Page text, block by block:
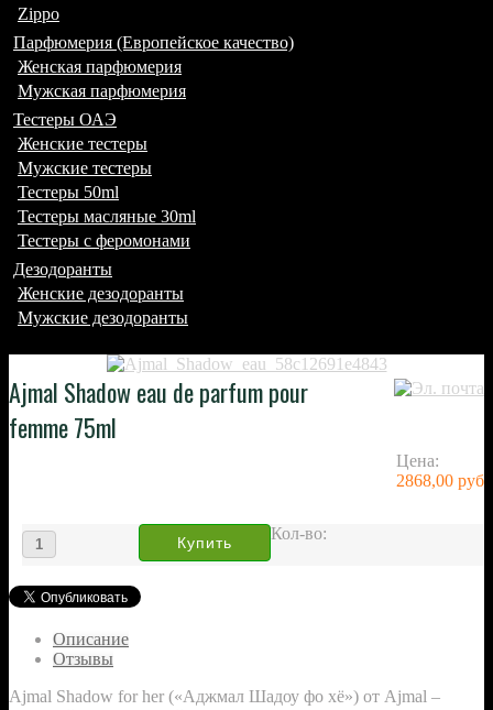
Zippo
Парфюмерия (Европейское качество)
Женская парфюмерия
Мужская парфюмерия
Тестеры ОАЭ
Женские тестеры
Мужские тестеры
Тестеры 50ml
Тестеры масляные 30ml
Тестеры с феромонами
Дезодоранты
Женские дезодоранты
Мужские дезодоранты
Ajmal Shadow eau de parfum pour
femme 75ml
Цена:
2868,00 руб
Кол-во:
Описание
Отзывы
Ajmal Shadow for her («Аджмал Шадоу фо хё») от Ajmal –